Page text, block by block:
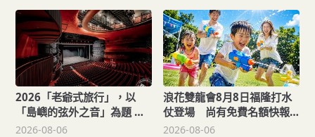
2026「老爺式旅行」，以
「島嶼的弦外之音」為題 帶
旅人開箱歌劇院後台、探訪
2026-08-06
浪花雙龍會8月8日福隆打水
仗登場 尚有免費名額快報
名，還可抽住宿券！
2026-08-06